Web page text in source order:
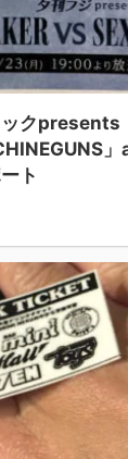
クpresents
ト